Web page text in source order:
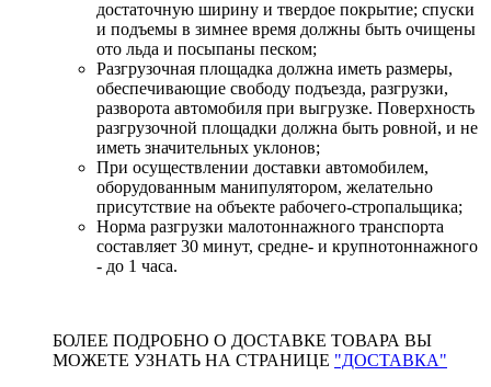
достаточную ширину и твердое покрытие; спуски
и подъемы в зимнее время должны быть очищены
ото льда и посыпаны песком;
Разгрузочная площадка должна иметь размеры,
обеспечивающие свободу подъезда, разгрузки,
разворота автомобиля при выгрузке. Поверхность
разгрузочной площадки должна быть ровной, и не
иметь значительных уклонов;
При осуществлении доставки автомобилем,
оборудованным манипулятором, желательно
присутствие на объекте рабочего-стропальщика;
Норма разгрузки малотоннажного транспорта
составляет 30 минут, средне- и крупнотоннажного
- до 1 часа.
БОЛЕЕ ПОДРОБНО О ДОСТАВКЕ ТОВАРА ВЫ
МОЖЕТЕ УЗНАТЬ НА СТРАНИЦЕ "ДОСТАВКА"